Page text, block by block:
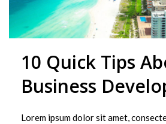
10 Quick Tips
Business
Lorem ipsum dolor sit amet,